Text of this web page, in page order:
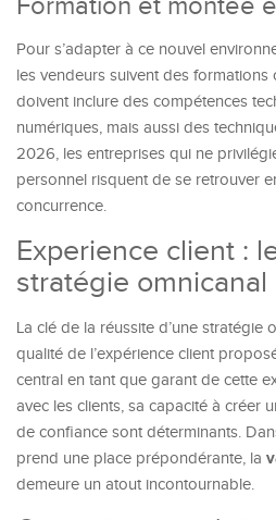
Formation et montée
Pour s’adapter à ce nouvel
les vendeurs suivent des formations
doivent inclure des compétences
numériques, mais aussi des
2026, les entreprises qui ne
personnel risquent de se retrouver
concurrence.
Experience client :
stratégie omnicanal
La clé de la réussite d’une stratégie
qualité de l’expérience client
central en tant que garant de cette
avec les clients, sa capacité à créer
de confiance sont déterminants.
prend une place prépondérante, la
demeure un atout incontournable.